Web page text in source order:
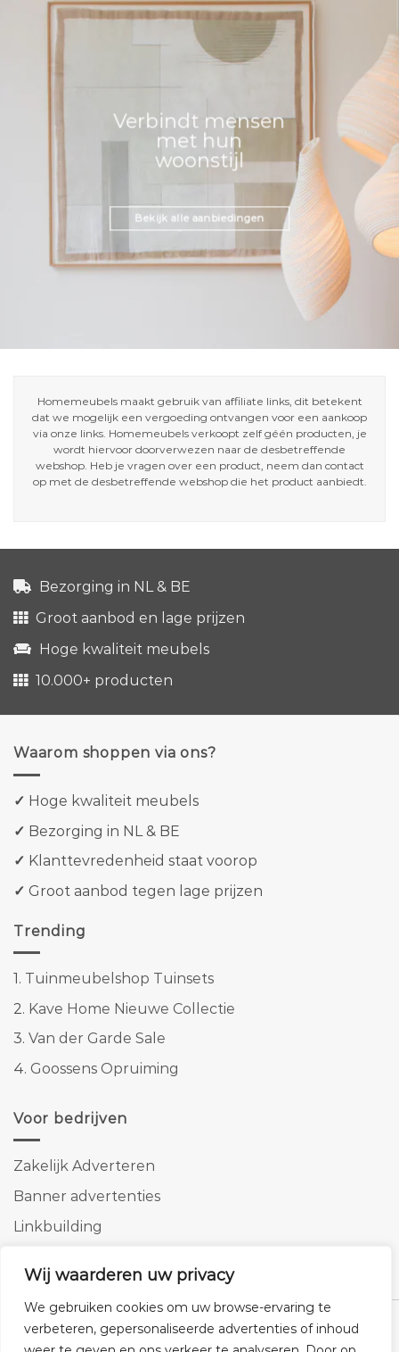
Wij waarderen uw privacy
We gebruiken cookies om uw browse-ervaring te
verbeteren, gepersonaliseerde advertenties of inhoud
Verbindt mensen
met hun
woonstijl
Bekijk alle aanbiedingen
Homemeubels maakt gebruik van affiliate links, dit betekent
dat we mogelijk een vergoeding ontvangen voor een aankoop
via onze links. Homemeubels verkoopt zelf géén producten, je
wordt hiervoor doorverwezen naar de desbetreffende
webshop. Heb je vragen over een product, neem dan contact
op met de desbetreffende webshop die het product aanbiedt.
Bezorging in NL & BE
Groot aanbod en lage prijzen
Hoge kwaliteit meubels
10.000+ producten
Waarom shoppen via ons?
✓ Hoge kwaliteit meubels
✓ Bezorging in NL & BE
✓ Klanttevredenheid staat voorop
✓ Groot aanbod tegen lage prijzen
Trending
1. Tuinmeubelshop Tuinsets
2. Kave Home Nieuwe Collectie
3. Van der Garde Sale
4. Goossens Opruiming
Voor bedrijven
Zakelijk Adverteren
Banner advertenties
Linkbuilding